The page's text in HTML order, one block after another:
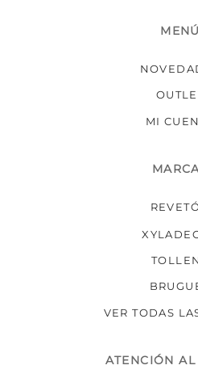
MENÚ
MI
VER TODAS
ATENCIÓN AL